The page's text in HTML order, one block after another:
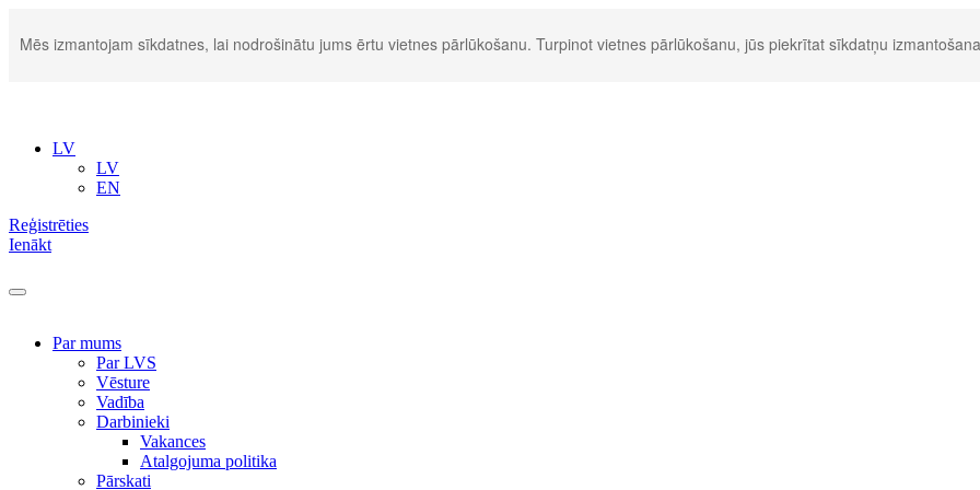
Mēs izmantojam sīkdatnes, lai nodrošinātu jums ērtu vietnes pārlūkošanu. Turpinot vietnes pārlūkošanu, jūs piekrītat sīkdatņu
LV
LV
EN
Reģistrēties
Ienākt
Par mums
Par LVS
Vēsture
Vadība
Darbinieki
Vakances
Atalgojuma politika
Pārskati